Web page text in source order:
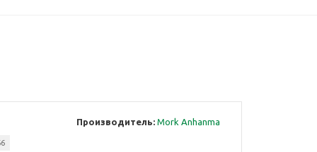
Производитель: Mork Anhanma